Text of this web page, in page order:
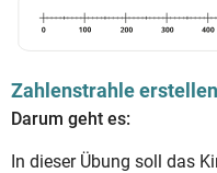
Zahlenstrahle erstellen
Darum geht es:
In dieser Übung soll das